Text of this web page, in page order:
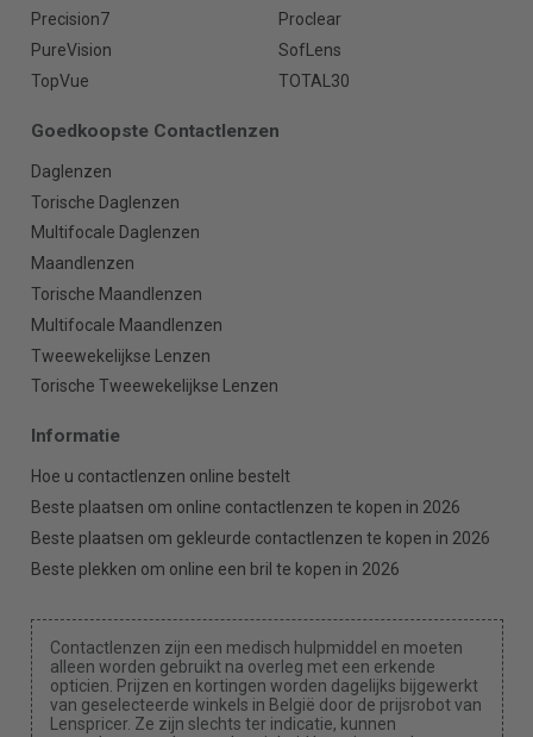
Precision7
Proclear
PureVision
SofLens
TopVue
TOTAL30
Goedkoopste Contactlenzen
Daglenzen
Torische Daglenzen
Multifocale Daglenzen
Maandlenzen
Torische Maandlenzen
Multifocale Maandlenzen
Tweewekelijkse Lenzen
Torische Tweewekelijkse Lenzen
Informatie
Hoe u contactlenzen online bestelt
Beste plaatsen om online contactlenzen te kopen in 2026
Beste plaatsen om gekleurde contactlenzen te kopen in 2026
Beste plekken om online een bril te kopen in 2026
Contactlenzen zijn een medisch hulpmiddel en moeten
alleen worden gebruikt na overleg met een erkende
opticien. Prijzen en kortingen worden dagelijks bijgewerkt
van geselecteerde winkels in België door de prijsrobot van
Lenspricer. Ze zijn slechts ter indicatie, kunnen